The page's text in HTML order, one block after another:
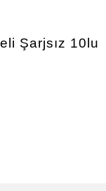
Şarjsız 10lu